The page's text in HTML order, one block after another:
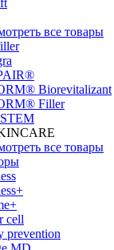
все товары
Biorevitalizant
Filler
все товары
cell
prevention